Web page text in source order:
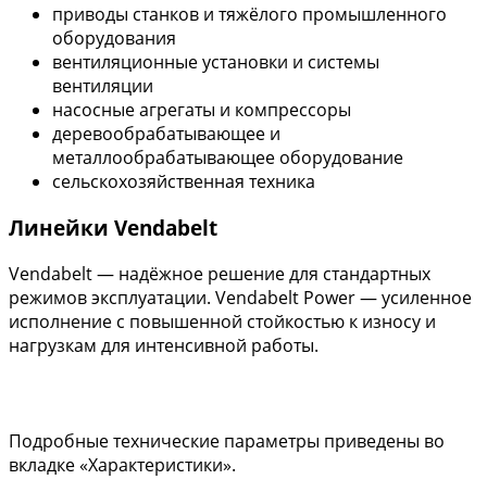
приводы станков и тяжёлого промышленного
оборудования
вентиляционные установки и системы
вентиляции
насосные агрегаты и компрессоры
деревообрабатывающее и
металлообрабатывающее оборудование
сельскохозяйственная техника
Линейки Vendabelt
Vendabelt — надёжное решение для стандартных
режимов эксплуатации. Vendabelt Power — усиленное
исполнение с повышенной стойкостью к износу и
нагрузкам для интенсивной работы.
Подробные технические параметры приведены во
вкладке «Характеристики».